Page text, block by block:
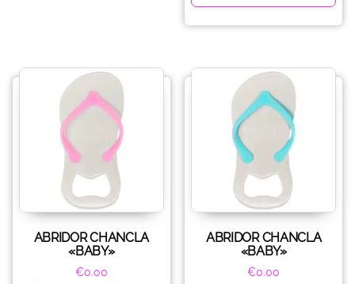
ABRIDOR CHANCLA
«BABY»
€0.00
ABRIDOR CHANCLA
«BABY»
€0.00